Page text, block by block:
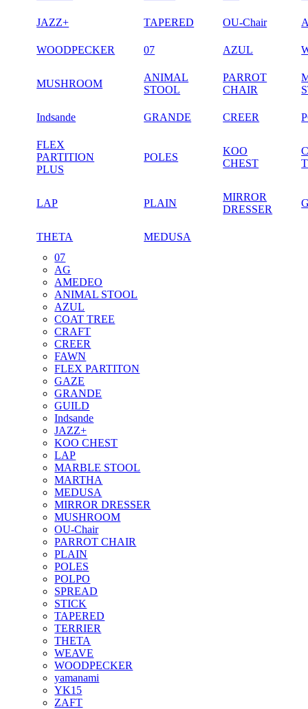
JAZZ+ TAPERED OU-Chair
WOODPECKER 07 AZUL
MUSHROOM
ANIMAL
STOOL
PARROT
CHAIR
Indsande GRANDE CREER
FLEX
PARTITION
PLUS
POLES
KOO
CHEST
LAP PLAIN
MIRROR
DRESSER
THETA
MEDUSA
07
AG
AMEDEO
ANIMAL STOOL
AZUL
COAT TREE
CRAFT
CREER
FAWN
FLEX PARTITON
GAZE
GRANDE
GUILD
Indsande
JAZZ+
KOO CHEST
LAP
MARBLE STOOL
MARTHA
MEDUSA
MIRROR DRESSER
MUSHROOM
OU-Chair
PARROT CHAIR
PLAIN
POLES
POLPO
SPREAD
STICK
TAPERED
TERRIER
THETA
WEAVE
WOODPECKER
yamanami
YK15
ZAFT